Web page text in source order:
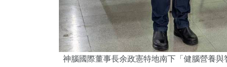
神腦國際董事長余政憲特地南下「健腦營養